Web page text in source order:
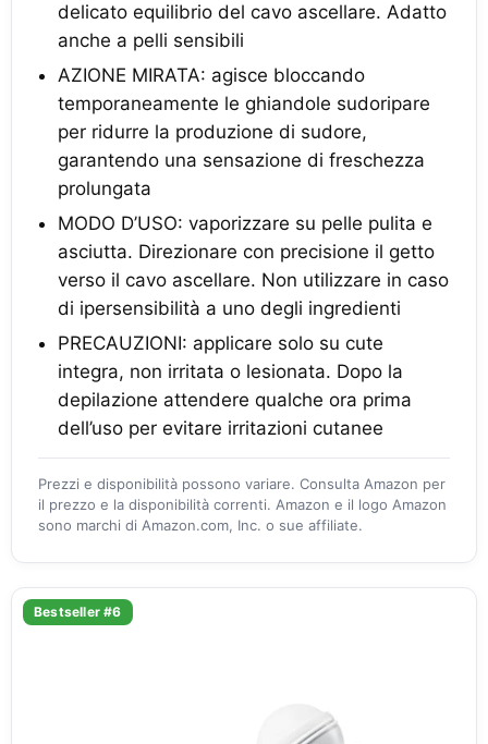
delicato equilibrio del cavo ascellare. Adatto
anche a pelli sensibili
AZIONE MIRATA: agisce bloccando
temporaneamente le ghiandole sudoripare
per ridurre la produzione di sudore,
garantendo una sensazione di freschezza
prolungata
MODO D’USO: vaporizzare su pelle pulita e
asciutta. Direzionare con precisione il getto
verso il cavo ascellare. Non utilizzare in caso
di ipersensibilità a uno degli ingredienti
PRECAUZIONI: applicare solo su cute
integra, non irritata o lesionata. Dopo la
depilazione attendere qualche ora prima
dell’uso per evitare irritazioni cutanee
Prezzi e disponibilità possono variare. Consulta Amazon per
il prezzo e la disponibilità correnti. Amazon e il logo Amazon
sono marchi di Amazon.com, Inc. o sue affiliate.
Bestseller #6